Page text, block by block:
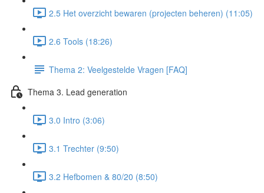
2.5 Het overzicht bewaren (projecten beheren) (11:05)
2.6 Tools (18:26)
Thema 2: Veelgestelde Vragen [FAQ]
Thema 3. Lead generation
3.0 Intro (3:06)
3.1 Trechter (9:50)
3.2 Hefbomen & 80/20 (8:50)